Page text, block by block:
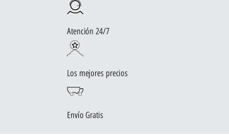
Atención 24/7
Los mejores precios
Envío Gratis